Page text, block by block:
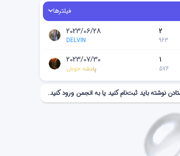
فیلترها
2
963
2023/06/28
DELVIN
1
576
2023/07/30
پادشه خوبان
نوشته باید ثبت‌نام کنید یا به انجمن ورود کنید.